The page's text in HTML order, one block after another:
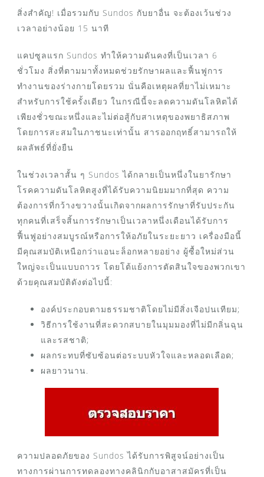
สิ่งสำคัญ! เมื่อรวมกับ Sundos กับยาอื่น จะต้องเว้นช่วง
เวลาอย่างน้อย 15 นาที
แคปซูลแรก Sundos ทำให้ความดันคงที่เป็นเวลา 6
ชั่วโมง สิ่งที่ตามมาทั้งหมดช่วยรักษาผลและฟื้นฟูการ
ทำงานของร่างกายโดยรวม นั่นคือเหตุผลที่ยาไม่เหมาะ
สำหรับการใช้ครั้งเดียว ในกรณีนี้จะลดความดันโลหิตได้
เพียงชั่วขณะหนึ่งและไม่ต่อสู้กับสาเหตุของพยาธิสภาพ
โดยการสะสมในภาชนะเท่านั้น สารออกฤทธิ์สามารถให้
ผลลัพธ์ที่ยั่งยืน
ในช่วงเวลาสั้น ๆ Sundos ได้กลายเป็นหนึ่งในยารักษา
โรคความดันโลหิตสูงที่ได้รับความนิยมมากที่สุด ความ
ต้องการที่กว้างขวางนั้นเกิดจากผลการรักษาที่รับประกัน
ทุกคนที่เสร็จสิ้นการรักษาเป็นเวลาหนึ่งเดือนได้รับการ
ฟื้นฟูอย่างสมบูรณ์หรือการให้อภัยในระยะยาว เครื่องมือนี้
มีคุณสมบัติเหนือกว่าแอนะล็อกหลายอย่าง ผู้ซื้อใหม่ส่วน
ใหญ่จะเป็นแบบถาวร โดยโต้แย้งการตัดสินใจของพวกเขา
ด้วยคุณสมบัติดังต่อไปนี้:
องค์ประกอบตามธรรมชาติโดยไม่มีสิ่งเจือปนเทียม;
วิธีการใช้งานที่สะดวกสบายในมุมมองที่ไม่มีกลิ่นฉุน
และรสชาติ;
ผลกระทบที่ซับซ้อนต่อระบบหัวใจและหลอดเลือด;
ผลยาวนาน.
ความปลอดภัยของ Sundos ได้รับการพิสูจน์อย่างเป็น
ทางการผ่านการทดลองทางคลินิกกับอาสาสมัครที่เป็น